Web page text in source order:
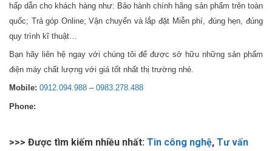
hấp dẫn cho khách hàng như: Bảo hành chính hãng sản phẩm trên toàn
quốc; Trả góp Online; Vận chuyển và lắp đặt Miễn phí, đúng hẹn, đúng
quy trình kĩ thuật…
Bạn hãy liên hệ ngay với chúng tôi để được sở hữu những sản phẩm
điện máy chất lượng với giá tốt nhất thị trường nhé.
Mobile: 0912.094.988 – 0983.278.488
Phone:
>>> Được tìm kiếm nhiều nhất: Tin công nghệ, Tư vấn